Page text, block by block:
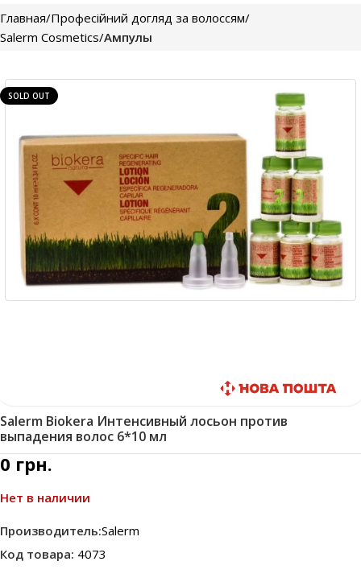
Главная Професійний догляд за волоссям
Salerm Cosmetics Ампулы
SOLD OUT
Salerm Biokera Интенсивный лосьон против
выпадения волос 6*10 мл
0 грн.
Нет в наличии
Производитель:Salerm
Код товара: 4073